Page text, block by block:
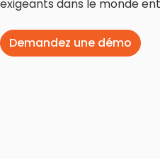
exigeants dans le monde
Demandez une démo